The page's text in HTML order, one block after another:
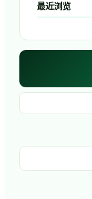
最近浏览